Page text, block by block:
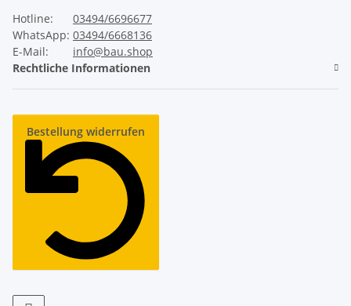
Hotline:
03494/6696677
WhatsApp: 03494/6668136
E-Mail:
info@bau.shop
Rechtliche Informationen
Bestellung widerrufen